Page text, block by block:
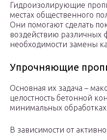
Гидроизолирующие
местах общественного
Они помогают сделать
воздействию различных
необходимости замены
Упрочняющие
Основная их задача –
целостность бетонной
минимальных
В зависимости от